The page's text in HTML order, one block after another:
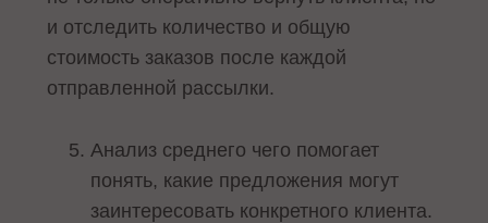
и отследить количество и общую
стоимость заказов после каждой
отправленной рассылки.
Анализ среднего чего помогает
понять, какие предложения могут
заинтересовать конкретного клиента.